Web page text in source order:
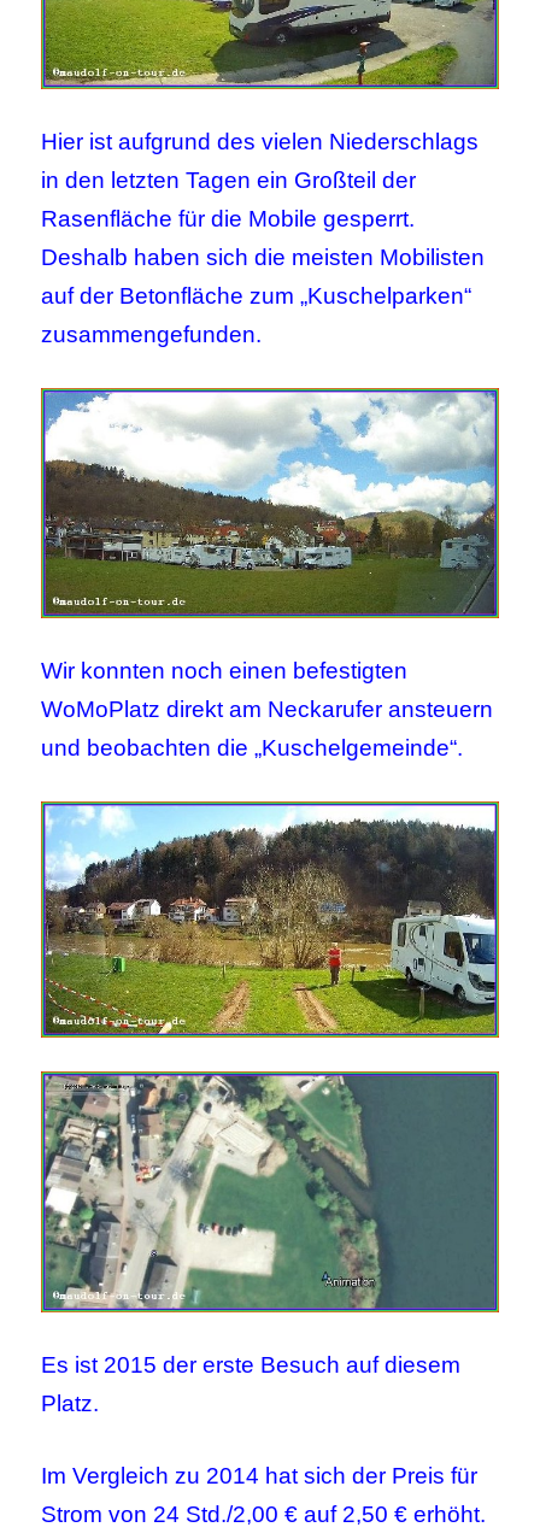
Hier ist aufgrund des vielen Niederschlags
in den letzten Tagen ein Großteil der
Rasenfläche für die Mobile gesperrt.
Deshalb haben sich die meisten Mobilisten
auf der Betonfläche zum „Kuschelparken“
zusammengefunden.
Wir konnten noch einen befestigten
WoMoPlatz direkt am Neckarufer ansteuern
und beobachten die „Kuschelgemeinde“.
Es ist 2015 der erste Besuch auf diesem
Platz.
Im Vergleich zu 2014 hat sich der Preis für
Strom von 24 Std./2,00 € auf 2,50 € erhöht.